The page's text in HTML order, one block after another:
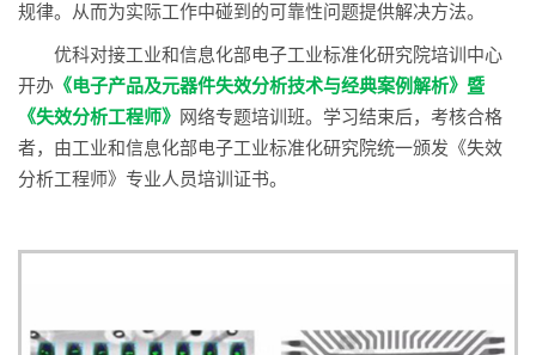
规律。从而为实际工作中碰到的可靠性问题提供解决方法。
优科对接工业和信息化部电子工业标准化研究院培训中心
开办 《电子产品及元器件失效分析技术与经典案例解析》暨
《失效分析工程师》
网络专题培训班。学习结束后，考核合格
者，由工业和信息化部电子工业标准化研究院统一颁发《失效
分析工程师》专业人员培训证书。